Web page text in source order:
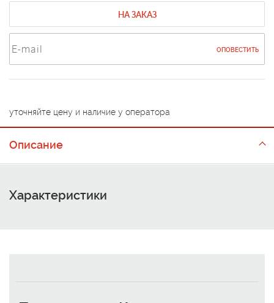
НА ЗАКАЗ
ОПОВЕСТИТЬ
уточняйте цену и наличие у оператора
Описание
Характеристики